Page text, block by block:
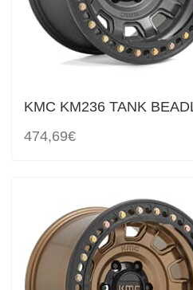
KMC KM236 TANK
474,69€